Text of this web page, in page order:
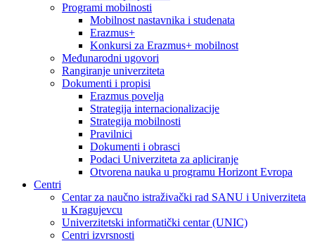
Programi mobilnosti
Mobilnost nastavnika i studenata
Erazmus+
Konkursi za Erazmus+ mobilnost
Međunarodni ugovori
Rangiranje univerziteta
Dokumenti i propisi
Erazmus povelja
Strategija internacionalizacije
Strategija mobilnosti
Pravilnici
Dokumenti i obrasci
Podaci Univerziteta za apliciranje
Otvorena nauka u programu Horizont Evropa
Centri
Centar za naučno istraživački rad SANU i Univerziteta
u Kragujevcu
Univerzitetski informatički centar (UNIC)
Centri izvrsnosti